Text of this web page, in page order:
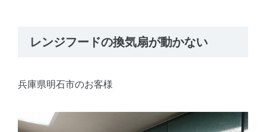
レンジフードの換気扇が動かない
兵庫県明石市のお客様